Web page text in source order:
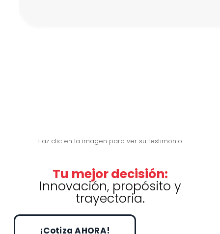
Haz clic en la imagen para ver su testimonio.
Tu mejor decisión:
Innovación, propósito y
trayectoria.
¡Cotiza AHORA!